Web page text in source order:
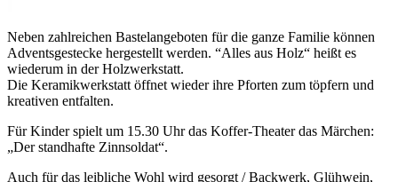
Neben zahlreichen Bastelangeboten für die ganze Familie können
Adventsgestecke hergestellt werden. “Alles aus Holz“ heißt es
wiederum in der Holzwerkstatt.
Die Keramikwerkstatt öffnet wieder ihre Pforten zum töpfern und
kreativen entfalten.
Für Kinder spielt um 15.30 Uhr das Koffer-Theater das Märchen:
„Der standhafte Zinnsoldat“.
Auch für das leibliche Wohl wird gesorgt / Backwerk, Glühwein,